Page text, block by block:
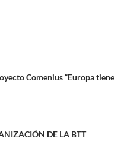
Comenius “Europa tiene
DE LA BTT